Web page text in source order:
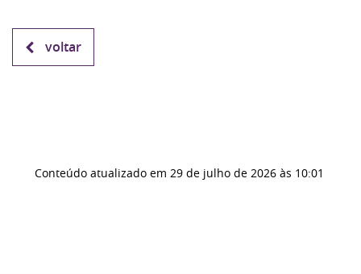
voltar
Conteúdo atualizado em 29 de julho de 2026 às 10:01